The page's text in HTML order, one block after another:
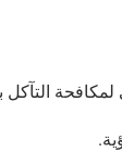
لمكافحة